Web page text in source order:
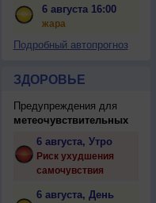
6 августа 16:00
жара
Подробный автопрогноз
ЗДОРОВЬЕ
Предупреждения для
метеочувствительных
6 августа, Утро
Риск ухудшения
самочувствия
6 августа, День